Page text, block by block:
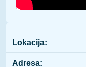
Lokacija:
Adresa: